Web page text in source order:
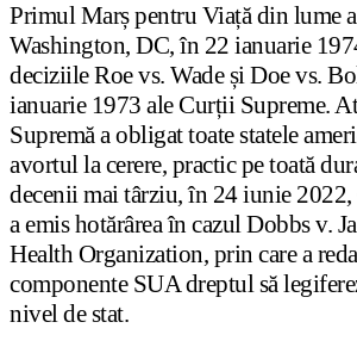
Primul Marș pentru Viață din lume
Washington, DC, în 22 ianuarie
deciziile Roe vs. Wade și Doe vs.
ianuarie 1973 ale Curții Supreme.
Supremă a obligat toate statele
avortul la cerere, practic pe toată
decenii mai târziu, în 24 iunie 2022,
a emis hotărârea în cazul Dobbs v.
Health Organization, prin care a
componente SUA dreptul să
nivel de stat.